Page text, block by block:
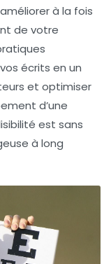
à la fois
de votre
écrits en un
et optimiser
d’une
est sans
à long